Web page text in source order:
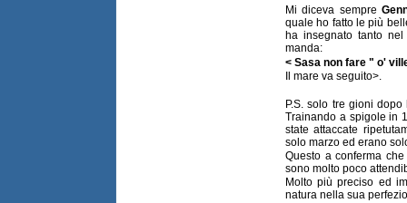
Mi diceva sempre
quale ho fatto le più
ha insegnato tanto
manda:
< Sasa non fare " o'
Il mare va seguito>.
P.S. solo tre gioni
Trainando a spigole in
state attaccate
solo marzo ed erano
Questo a conferma
sono molto poco
Molto più preciso ed
natura nella sua